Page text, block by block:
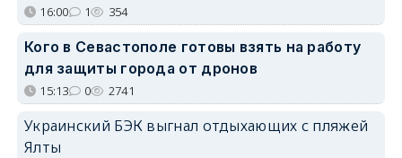
16:00 1 354
Кого в Севастополе готовы взять на работу
для защиты города от дронов
15:13 0 2741
Украинский БЭК выгнал отдыхающих с пляжей
Ялты